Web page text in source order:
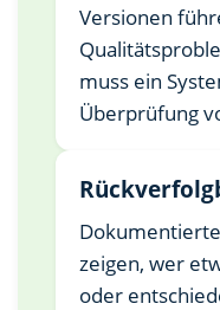
Versionen
muss ein
Überprüfung
zeigen, wer
oder